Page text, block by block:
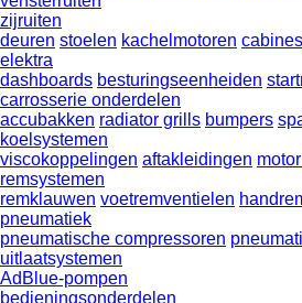
zijruiten
deuren stoelen kachelmotoren cabines
elektra
dashboards besturingseenheiden
carrosserie onderdelen
accubakken radiator grills bumpers
koelsystemen
viscokoppelingen aftakleidingen
remsystemen
remklauwen voetremventielen
pneumatiek
pneumatische compressoren
uitlaatsystemen
AdBlue-pompen
bedieningsonderdelen